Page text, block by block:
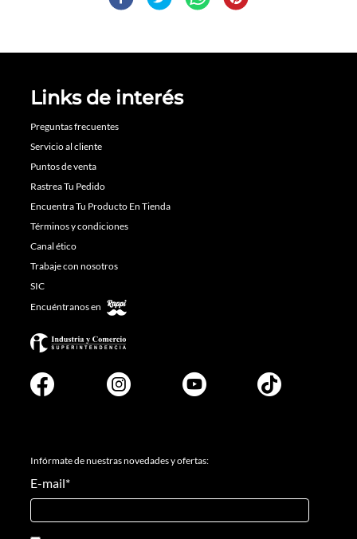
Links de interés
Preguntas frecuentes
Servicio al cliente
Puntos de venta
Rastrea Tu Pedido
Encuentra Tu Producto En Tienda
Términos y condiciones
Canal ético
Trabaje con nosotros
SIC
Encuéntranos en
Infórmate de nuestras novedades y ofertas:
E-mail*